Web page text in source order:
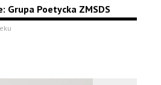
Poetycka ZMSDS